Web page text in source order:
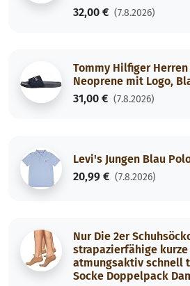
32,00 € (7.8.2026)
Tommy Hilfiger
Neoprene mit Logo,
31,00 € (7.8.2026)
Levi's Jungen Blau
20,99 € (7.8.2026)
Nur Die 2er
strapazierfähige kurze
atmungsaktiv schnell
Socke Doppelpack